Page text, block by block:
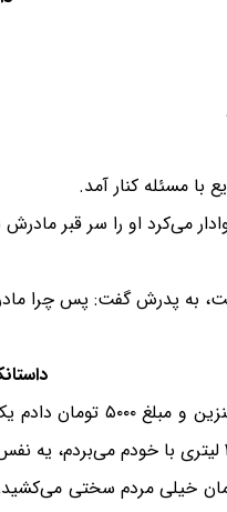
با مسئله کنار آمد.
می‌کرد او را سر قبر
به پدرش گفت: پس چرا
داستانک ۹ - قدر
خیلی مردم سختى